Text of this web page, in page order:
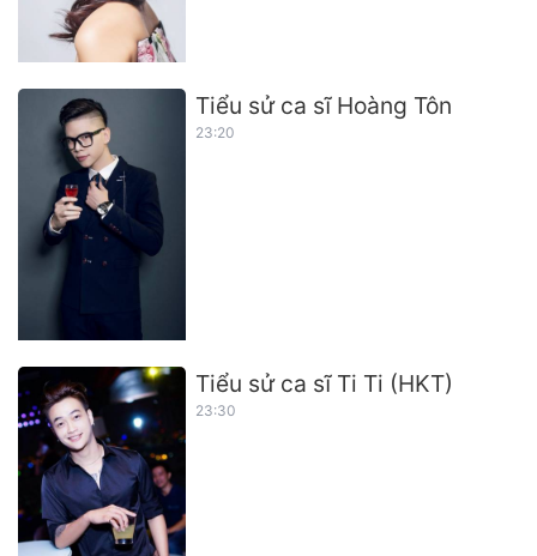
Tiểu sử ca sĩ Hoàng Tôn
23:20
Tiểu sử ca sĩ Ti Ti (HKT)
23:30